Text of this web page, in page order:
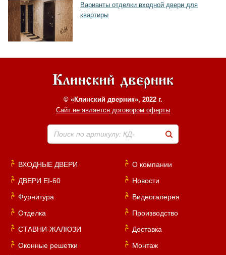
Варианты отделки входной двери для
квартиры
© «Клинский дверник», 2022 г.
Сайт не является договором оферты
Поиск по артикулу: КД-
ВХОДНЫЕ ДВЕРИ
ДВЕРИ EI-60
Фурнитура
Отделка
СТАВНИ-ЖАЛЮЗИ
Оконные решетки
О компании
Новости
Видеогалерея
Производство
Доставка
Монтаж